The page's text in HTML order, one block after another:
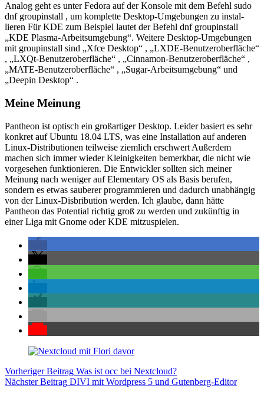
Analog geht es unter Fedora auf der Konsole mit dem Befehl sudo
dnf groupinstall , um komplette Desktop-Umgebungen zu instal-
lieren Für KDE zum Beispiel lautet der Befehl dnf groupinstall
„KDE Plasma‑Arbeitsumgebung“. Weitere Desktop-Umgebungen
mit groupinstall sind „Xfce Desktop“ , „LXDE‑Benutzeroberfläche“
, „LXQt‑Benutzeroberfläche“ , „Cinnamon‑Benutzeroberfläche“ ,
„MATE‑Benutzeroberfläche“ , „Sugar‑Arbeitsumgebung“ und
„Deepin Desktop“ .
Meine Meinung
Pantheon ist optisch ein großartiger Desktop. Leider basiert es sehr
konkret auf Ubuntu 18.04 LTS, was eine Installation auf anderen
Linux-Distributionen teilweise ziemlich erschwert Außerdem
machen sich immer wieder Kleinigkeiten bemerkbar, die nicht wie
vorgesehen funktionieren. Die Entwickler sollten sich meiner
Meinung nach weniger auf Elementary OS als Basis berufen,
sondern es etwas sauberer programmieren und dadurch unabhängig
von der Linux-Disbribution werden. Ich glaube, dann hätte
Pantheon das Potential richtig groß zu werden und zukünftig in
einer Liga mit Gnome oder KDE mitzuspielen.
VorherigerBeitrag Was ist occ bei Nextcloud?
NächsterBeitrag DIVI mit Wordpress 5 und Gutenberg-Editor